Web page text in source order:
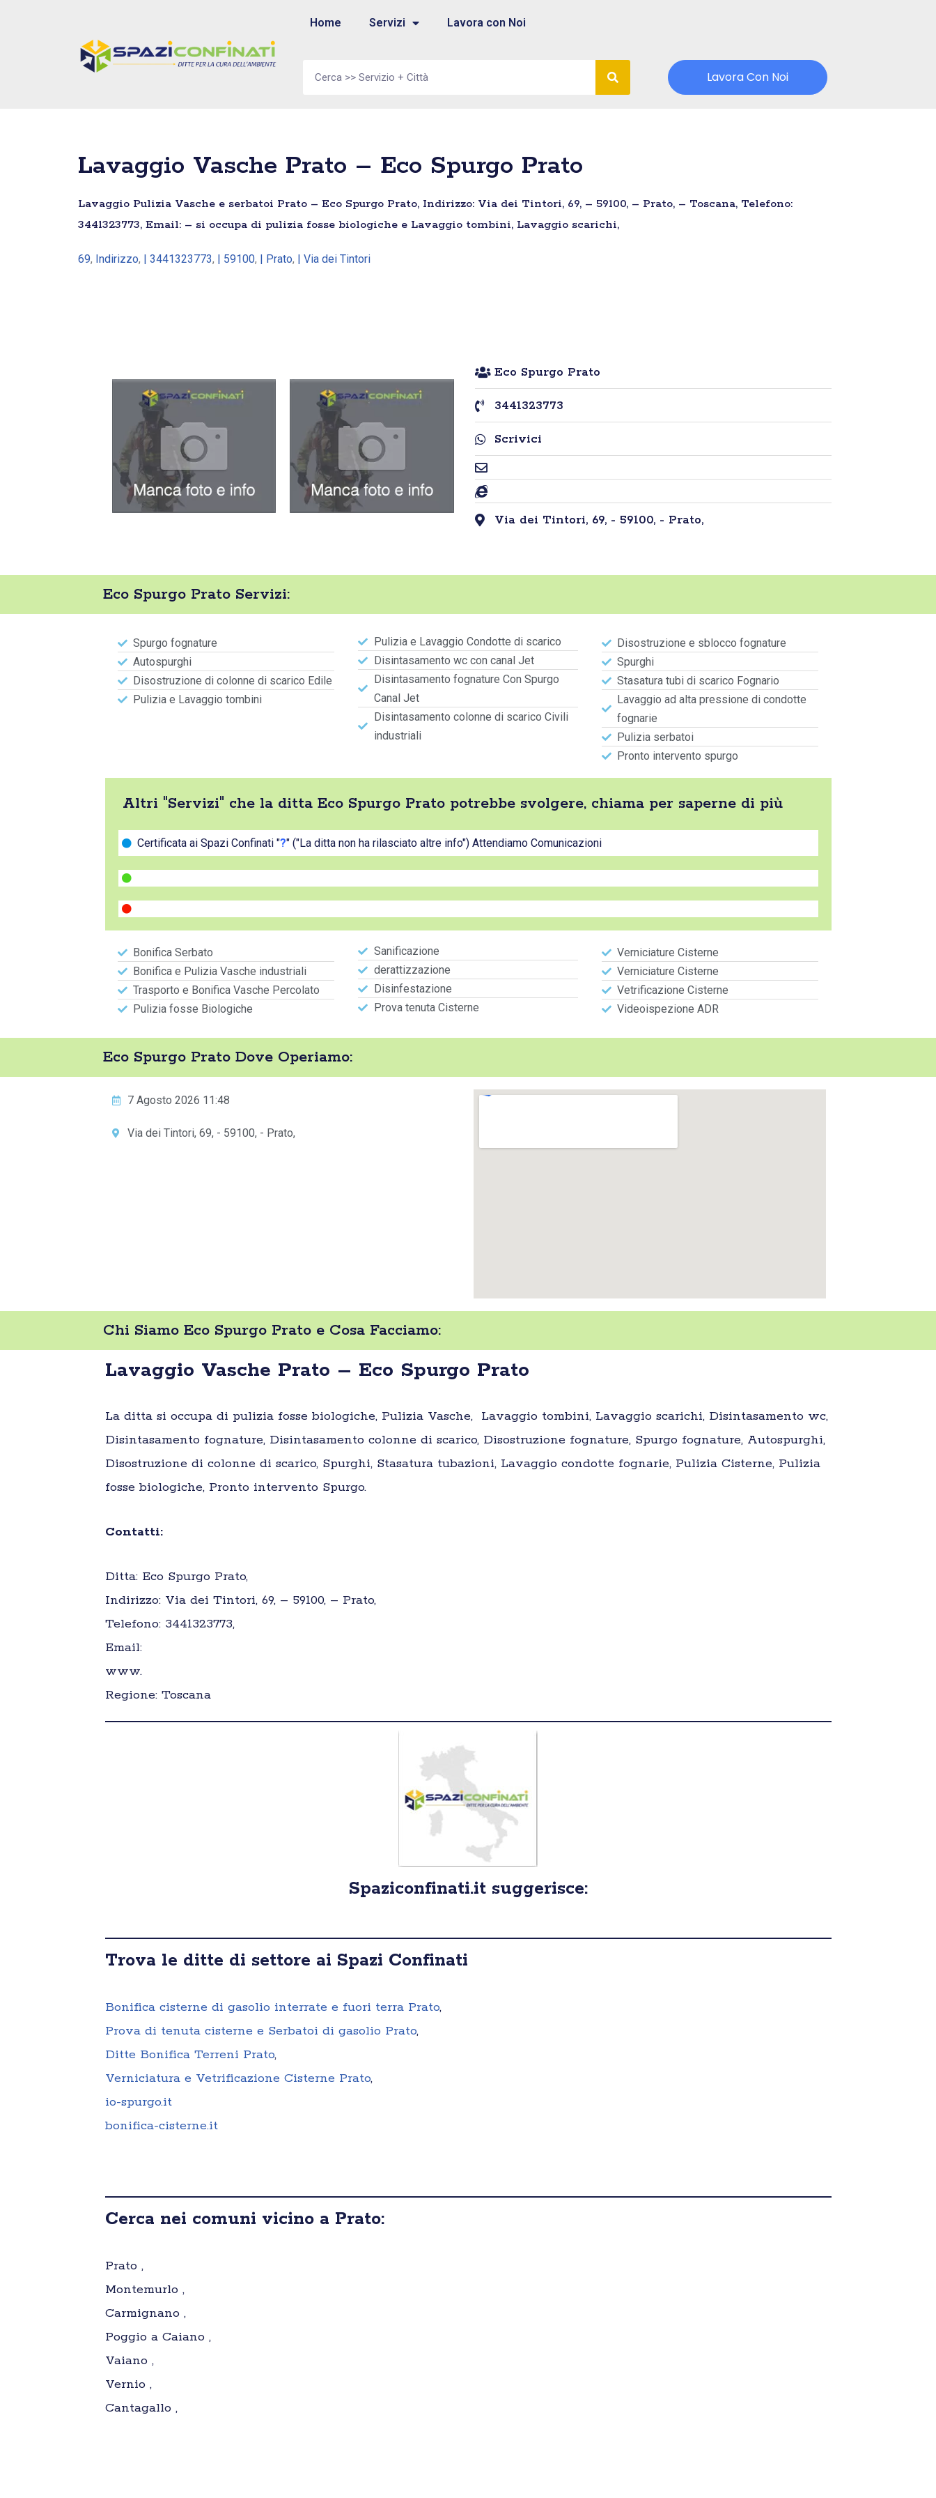
Home Servizi Lavora con Noi
Lavora Con Noi
Lavaggio Vasche Prato – Eco Spurgo Prato
Lavaggio Pulizia Vasche e serbatoi Prato – Eco Spurgo Prato, Indirizzo: Via dei Tintori, 69, – 59100, – Prato, – Toscana, Telefono:
3441323773, Email: – si occupa di pulizia fosse biologiche e Lavaggio tombini, Lavaggio scarichi,
69, Indirizzo, | 3441323773, | 59100, | Prato, | Via dei Tintori
Eco Spurgo Prato
3441323773
Scrivici
Via dei Tintori, 69, - 59100, - Prato,
Eco Spurgo Prato Servizi:
Spurgo fognature
Autospurghi
Disostruzione di colonne di scarico Edile
Pulizia e Lavaggio tombini
Pulizia e Lavaggio Condotte di scarico
Disintasamento wc con canal Jet
Disintasamento fognature Con Spurgo
Canal Jet
Disintasamento colonne di scarico Civili
industriali
Disostruzione e sblocco fognature
Spurghi
Stasatura tubi di scarico Fognario
Lavaggio ad alta pressione di condotte
fognarie
Pulizia serbatoi
Pronto intervento spurgo
Altri "Servizi" che la ditta Eco Spurgo Prato potrebbe svolgere, chiama per saperne di più
Certificata ai Spazi Confinati "?" ("La ditta non ha rilasciato altre info") Attendiamo Comunicazioni
Bonifica Serbato
Bonifica e Pulizia Vasche industriali
Trasporto e Bonifica Vasche Percolato
Pulizia fosse Biologiche
Sanificazione
derattizzazione
Disinfestazione
Prova tenuta Cisterne
Verniciature Cisterne
Verniciature Cisterne
Vetrificazione Cisterne
Videoispezione ADR
Eco Spurgo Prato Dove Operiamo:
7 Agosto 2026 11:48
Via dei Tintori, 69, - 59100, - Prato,
Chi Siamo Eco Spurgo Prato e Cosa Facciamo:
Lavaggio Vasche Prato – Eco Spurgo Prato
La ditta si occupa di pulizia fosse biologiche, Pulizia Vasche, Lavaggio tombini, Lavaggio scarichi, Disintasamento wc,
Disintasamento fognature, Disintasamento colonne di scarico, Disostruzione fognature, Spurgo fognature, Autospurghi,
Disostruzione di colonne di scarico, Spurghi, Stasatura tubazioni, Lavaggio condotte fognarie, Pulizia Cisterne, Pulizia
fosse biologiche, Pronto intervento Spurgo.
Contatti:
Ditta: Eco Spurgo Prato,
Indirizzo: Via dei Tintori, 69, – 59100, – Prato,
Telefono: 3441323773,
Email:
www.
Regione: Toscana
Spaziconfinati.it suggerisce:
Trova le ditte di settore ai Spazi Confinati
Bonifica cisterne di gasolio interrate e fuori terra Prato,
Prova di tenuta cisterne e Serbatoi di gasolio Prato,
Ditte Bonifica Terreni Prato,
Verniciatura e Vetrificazione Cisterne Prato,
io-spurgo.it
bonifica-cisterne.it
Cerca nei comuni vicino a Prato:
Prato ,
Montemurlo ,
Carmignano ,
Poggio a Caiano ,
Vaiano ,
Vernio ,
Cantagallo ,